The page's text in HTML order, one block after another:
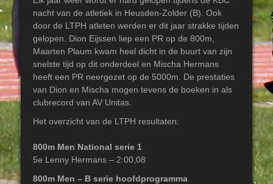
nacht van de atletiek in Heusden-Zolder (B). Ook
door de LTPH atleten werden er dit jaar strakke tijden
gelopen. Dion Eijssen liep een PR op de 800m,
Maarten Plaum kwam heel dicht in de buurt van zijn
snelste tijd op dit onderdeel en Mischa Hermans
heeft een PR neergezet op de 5000m. De prestaties
van Dion en Mischa mogen tevens de boeken in als
clubrecord van AV Unitas.
Het overzicht van de LTPH resultaten:
800m Men National serie 1
5e Lenny Hermans – 2:00,08
800m Men – B serie hoofdprogramma